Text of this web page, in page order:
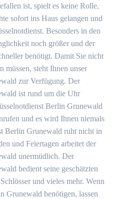
ist, spielt es keine Rolle,
sofort ins Haus gelangen und
Besonders in den
noch größer und der
benötigt. Damit Sie nicht
müssen, steht Ihnen unser
zur Verfügung. Der
ist rund um die Uhr
Berlin Grunewald
und es wird Ihnen niemals
Berlin Grunewald ruht nicht in
und Feiertagen arbeitet der
unermüdlich. Der
bedient seine geschätzten
und vieles mehr. Wenn
Grunewald benötigen, lassen